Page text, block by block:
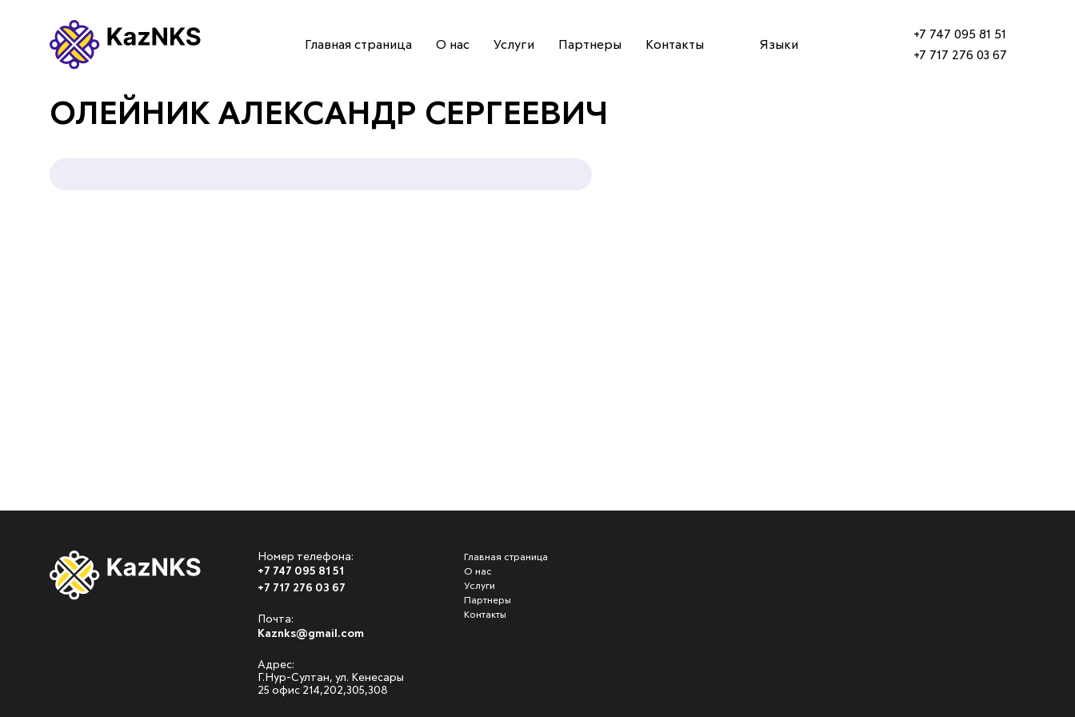
ГЛАВНАЯ СТРАНИЦА
Главная страница О нас Услуги Партнеры Контакты Языки
+7 747 095 81 51
+7 717 276 03 67
ОЛЕЙНИК АЛЕКСАНДР СЕРГЕЕВИЧ
Номер телефона:
+7 747 095 81 51
+7 717 276 03 67
Почта:
Kaznks@gmail.com
Адрес:
Г.Нур-Султан, ул. Кенесары
25 офис 214,202,305,308
Главная страница
О нас
Услуги
Партнеры
Контакты